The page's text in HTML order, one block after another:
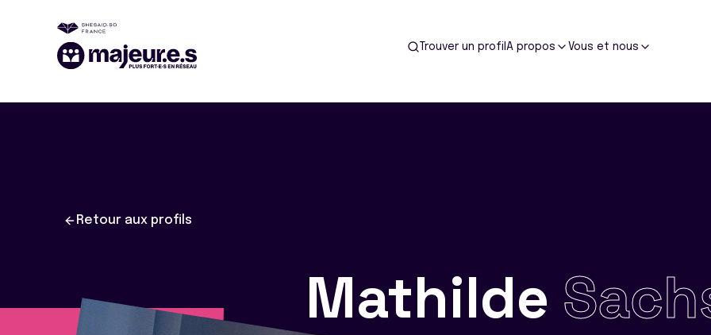
Trouver un profil A propos Vous et nous
Retour aux profils
Mathilde